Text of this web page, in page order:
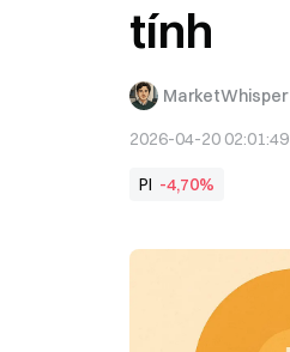
tính
MarketWhisper
2026-04-20 02:01:49
PI -4,70%